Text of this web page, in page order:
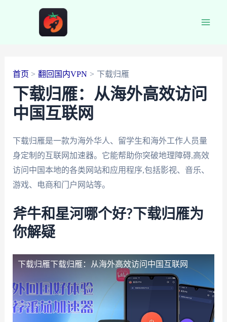
首页 翻回国内VPN 下载归雁
下载归雁：从海外高效访问
中国互联网
下载归雁是一款为海外华人、留学生和海外工作人员量
身定制的互联网加速器。它能帮助你突破地理障碍,高效
访问中国本地的各类网站和应用程序,包括影视、音乐、
游戏、电商和门户网站等。
斧牛和星河哪个好?下载归雁为
你解疑
下载归雁下载归雁：从海外高效访问中国互联网